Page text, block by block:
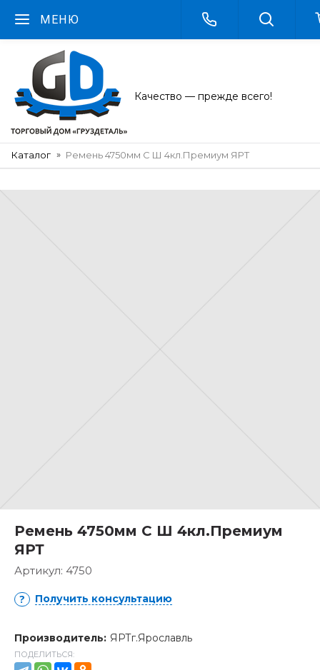
МЕНЮ
Качество — прежде всего!
Каталог Ремень 4750мм С Ш 4кл.Премиум ЯРТ
Ремень 4750мм С Ш 4кл.Премиум
ЯРТ
Артикул: 4750
Получить консультацию
Производитель: ЯРТг.Ярославль
ПОДЕЛИТЬСЯ: